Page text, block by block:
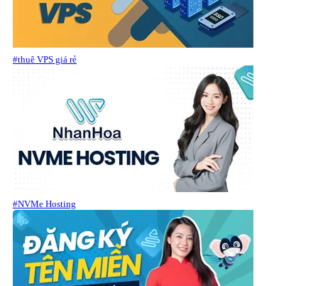
#thuê VPS giá rẻ
#NVMe Hosting